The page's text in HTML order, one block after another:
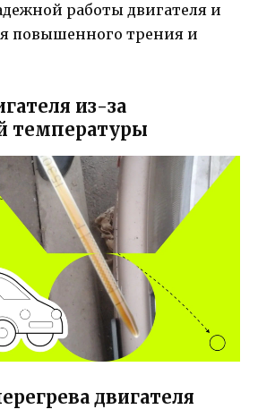
работы двигателя и
повышенного трения и
из-за
температуры
двигателя